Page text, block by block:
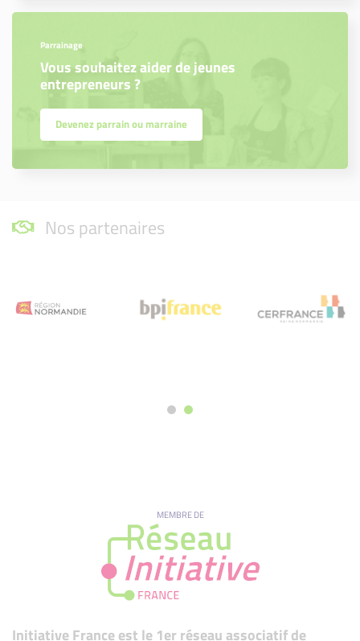
Parrainage
Vous souhaitez aider de jeunes
entrepreneurs ?
Devenez parrain ou marraine
Nos partenaires
MEMBRE DE
Initiative France est le 1er réseau associatif de